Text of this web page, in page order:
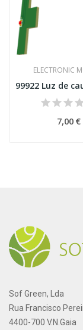
ELECTRONIC
7,00 €
Sof Green, Lda
Rua Francisco
4400-700 V.N.Gaia